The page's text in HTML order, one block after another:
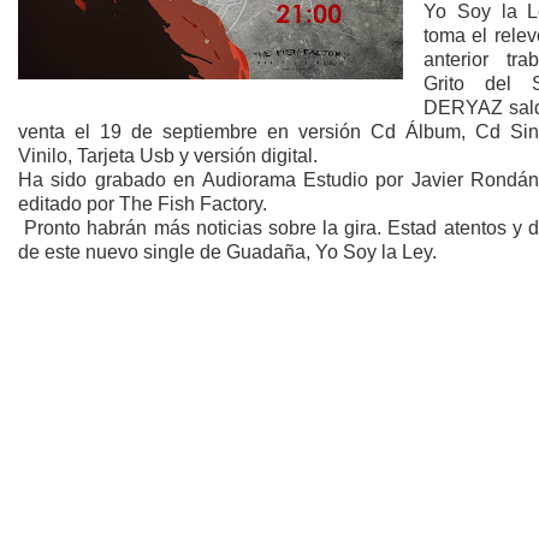
Yo Soy la
toma el
anterior
Grito del
DERYAZ
venta el 19 de septiembre en versión Cd Álbum, Cd
Vinilo, Tarjeta Usb y versión digital.
Ha sido grabado en Audiorama Estudio por Javier
editado por The Fish Factory.
Pronto habrán más noticias sobre la gira. Estad atentos y
de este nuevo single de Guadaña, Yo Soy la Ley.